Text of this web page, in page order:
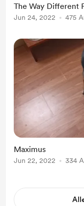
The Way Different
Jun 24, 2022 475
Maximus
Jun 22, 2022 334